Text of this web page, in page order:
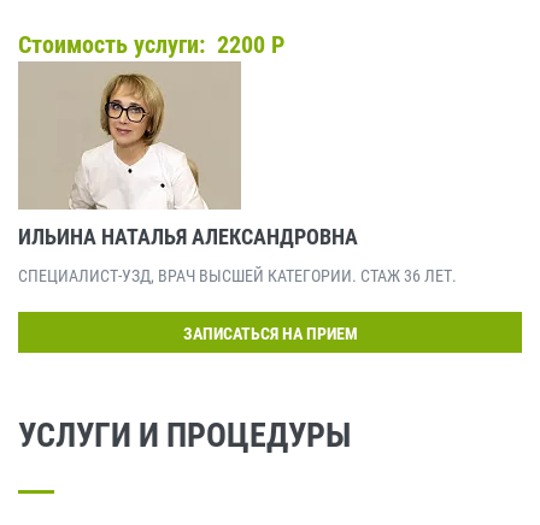
Стоимость услуги: 2200 Р
ИЛЬИНА НАТАЛЬЯ АЛЕКСАНДРОВНА
СПЕЦИАЛИСТ-УЗД, ВРАЧ ВЫСШЕЙ КАТЕГОРИИ. СТАЖ 36 ЛЕТ.
ЗАПИСАТЬСЯ НА ПРИЕМ
УСЛУГИ И ПРОЦЕДУРЫ